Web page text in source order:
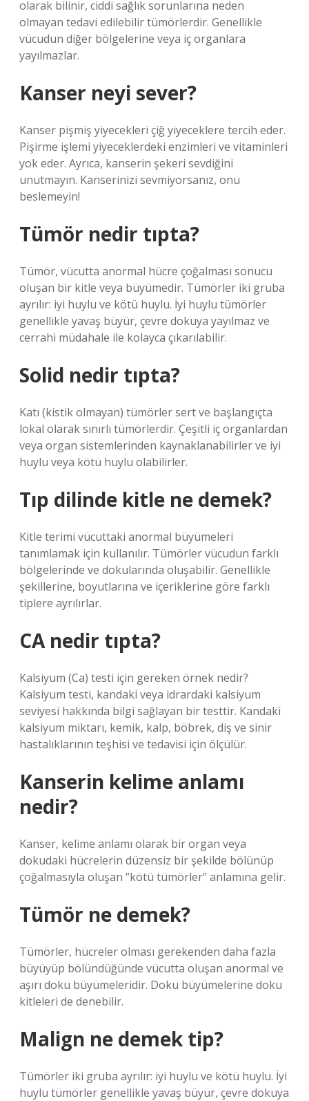
olarak bilinir, ciddi sağlık sorunlarına neden
olmayan tedavi edilebilir tümörlerdir. Genellikle
vücudun diğer bölgelerine veya iç organlara
yayılmazlar.
Kanser neyi sever?
Kanser pişmiş yiyecekleri çiğ yiyeceklere tercih eder.
Pişirme işlemi yiyeceklerdeki enzimleri ve vitaminleri
yok eder. Ayrıca, kanserin şekeri sevdiğini
unutmayın. Kanserinizi sevmiyorsanız, onu
beslemeyin!
Tümör nedir tıpta?
Tümör, vücutta anormal hücre çoğalması sonucu
oluşan bir kitle veya büyümedir. Tümörler iki gruba
ayrılır: iyi huylu ve kötü huylu. İyi huylu tümörler
genellikle yavaş büyür, çevre dokuya yayılmaz ve
cerrahi müdahale ile kolayca çıkarılabilir.
Solid nedir tıpta?
Katı (kistik olmayan) tümörler sert ve başlangıçta
lokal olarak sınırlı tümörlerdir. Çeşitli iç organlardan
veya organ sistemlerinden kaynaklanabilirler ve iyi
huylu veya kötü huylu olabilirler.
Tıp dilinde kitle ne demek?
Kitle terimi vücuttaki anormal büyümeleri
tanımlamak için kullanılır. Tümörler vücudun farklı
bölgelerinde ve dokularında oluşabilir. Genellikle
şekillerine, boyutlarına ve içeriklerine göre farklı
tiplere ayrılırlar.
CA nedir tıpta?
Kalsiyum (Ca) testi için gereken örnek nedir?
Kalsiyum testi, kandaki veya idrardaki kalsiyum
seviyesi hakkında bilgi sağlayan bir testtir. Kandaki
kalsiyum miktarı, kemik, kalp, böbrek, diş ve sinir
hastalıklarının teşhisi ve tedavisi için ölçülür.
Kanserin kelime anlamı
nedir?
Kanser, kelime anlamı olarak bir organ veya
dokudaki hücrelerin düzensiz bir şekilde bölünüp
çoğalmasıyla oluşan “kötü tümörler” anlamına gelir.
Tümör ne demek?
Tümörler, hücreler olması gerekenden daha fazla
büyüyüp bölündüğünde vücutta oluşan anormal ve
aşırı doku büyümeleridir. Doku büyümelerine doku
kitleleri de denebilir.
Malign ne demek tip?
Tümörler iki gruba ayrılır: iyi huylu ve kötü huylu. İyi
huylu tümörler genellikle yavaş büyür, çevre dokuya